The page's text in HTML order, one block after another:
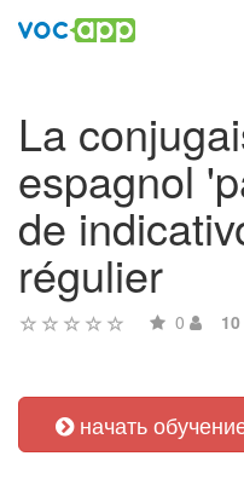
La
espagnol
de
régulier
0
начать